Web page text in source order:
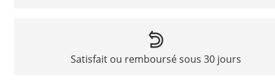
Satisfait ou remboursé sous 30 jours